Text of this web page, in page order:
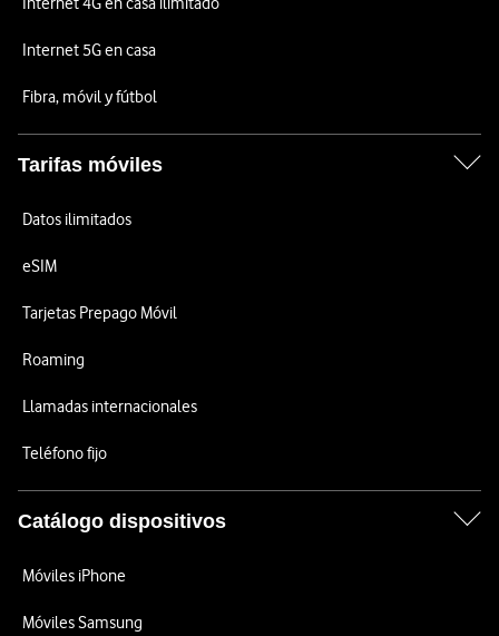
Internet 5G en casa
Fibra, móvil y fútbol
Tarifas móviles
Datos ilimitados
eSIM
Tarjetas Prepago Móvil
Roaming
Llamadas internacionales
Teléfono fijo
Catálogo dispositivos
Móviles iPhone
Móviles Samsung